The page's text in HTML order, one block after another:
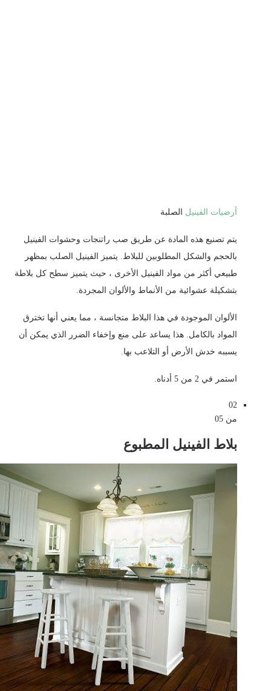
أرضيات الفينيل الصلبة
يتم تصنيع هذه المادة عن طريق صب راتنجات وحشوات الفينيل
بالحجم والشكل المطلوبين للبلاط. يتميز الفينيل الصلب بمظهر
طبيعي أكثر من مواد الفينيل الأخرى ، حيث يتميز سطح كل بلاطة
بتشكيلة عشوائية من الأنماط والألوان المجردة.
الألوان الموجودة في هذا البلاط متجانسة ، مما يعني أنها تخترق
المواد بالكامل. هذا يساعد على منع وإخفاء الضرر الذي يمكن أن
يسببه خدش الأرض أو التلاعب بها.
استمر في 2 من 5 أدناه.
02
من 05
بلاط الفينيل المطبوع